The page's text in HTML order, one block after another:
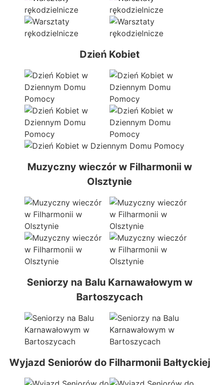
Dzień Kobiet
Muzyczny wieczór w Filharmonii w
Olsztynie
Seniorzy na Balu Karnawałowym w
Bartoszycach
Wyjazd Seniorów do Filharmonii Bałtyckiej